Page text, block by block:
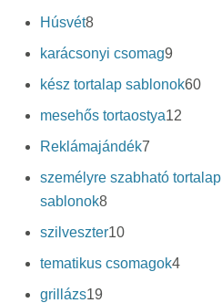
Húsvét88
termék
karácsonyi csomag99
termék
kész tortalap sablonok6060
mesehős tortaostya1212
Reklámajándék77
termék
személyre szabható tortalap
sablonok88
termék
szilveszter1010
termék
tematikus csomagok44
grillázs1919